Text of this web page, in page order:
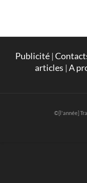
Publicité|
articles |A
©[l'année]